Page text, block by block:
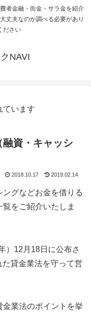
者金融・街金・サラ金を紹介
丈夫なのか調べる必要があり
ださい
NAVI
ています
資・キャッシ
2018.10.17 2019.02.14
グなどお金を借りる
覧をご紹介いたしま
）12月18日に公布さ
貸金業法を守って営
金業法のポイントを挙